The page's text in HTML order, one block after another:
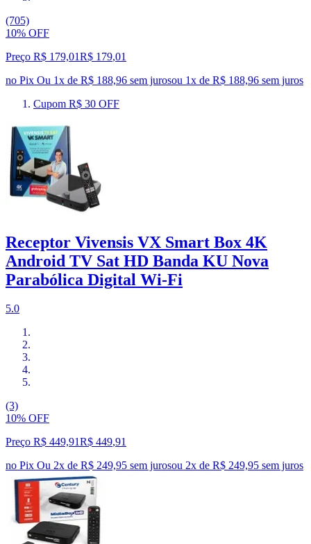
(705)
10% OFF
Preço R$ 179,01R$ 179,01
no Pix Ou 1x de R$ 188,96 sem jurosou 1x de R$ 188,96 sem juros
Cupom R$ 30 OFF
Receptor Vivensis VX Smart Box 4K
Android TV Sat HD Banda KU Nova
Parabólica Digital Wi-Fi
5.0
(3)
10% OFF
Preço R$ 449,91R$ 449,91
no Pix Ou 2x de R$ 249,95 sem jurosou 2x de R$ 249,95 sem juros